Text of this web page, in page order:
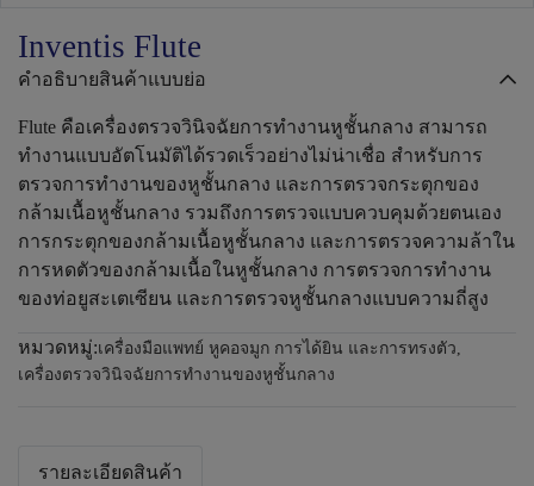
Inventis Flute
คำอธิบายสินค้าแบบย่อ
Flute คือเครื่องตรวจวินิจฉัยการทำงานหูชั้นกลาง สามารถ
ทำงานแบบอัตโนมัติได้รวดเร็วอย่างไม่น่าเชื่อ สำหรับการ
ตรวจการทำงานของหูชั้นกลาง และการตรวจกระตุกของ
กล้ามเนื้อหูชั้นกลาง รวมถึงการตรวจแบบควบคุมด้วยตนเอง
การกระตุกของกล้ามเนื้อหูชั้นกลาง และการตรวจความล้าใน
การหดตัวของกล้ามเนื้อในหูชั้นกลาง การตรวจการทำงาน
ของท่อยูสะเตเซียน และการตรวจหูชั้นกลางแบบความถี่สูง
หมวดหมู่:เครื่องมือแพทย์ หูคอจมูก การได้ยิน และการทรงตัว,
เครื่องตรวจวินิจฉัยการทำงานของหูชั้นกลาง
รายละเอียดสินค้า